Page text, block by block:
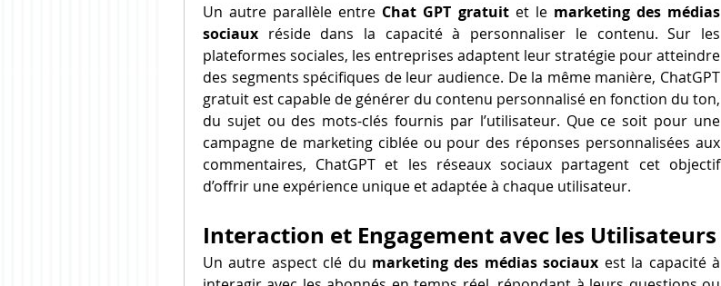
Un autre parallèle entre Chat GPT gratuit et le marketing des médias
sociaux réside dans la capacité à personnaliser le contenu. Sur les
plateformes sociales, les entreprises adaptent leur stratégie pour atteindre
des segments spécifiques de leur audience. De la même manière, ChatGPT
gratuit est capable de générer du contenu personnalisé en fonction du ton,
du sujet ou des mots-clés fournis par l’utilisateur. Que ce soit pour une
campagne de marketing ciblée ou pour des réponses personnalisées aux
commentaires, ChatGPT et les réseaux sociaux partagent cet objectif
d’offrir une expérience unique et adaptée à chaque utilisateur.
Interaction et Engagement avec les Utilisateurs
Un autre aspect clé du marketing des médias sociaux est la capacité à